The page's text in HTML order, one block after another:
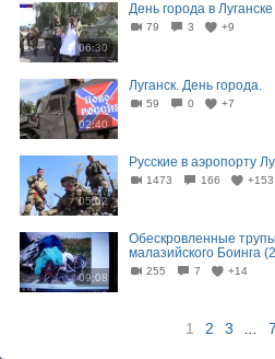
06:30
День города в Луганске
79 3 +9
02:40
Луганск. День города.
59 0 +7
05:02
Русские в аэропорту
1473 166 +153
09:08
Обескровленные
малазийского Боинга
255 7 +14
1 2 3 7